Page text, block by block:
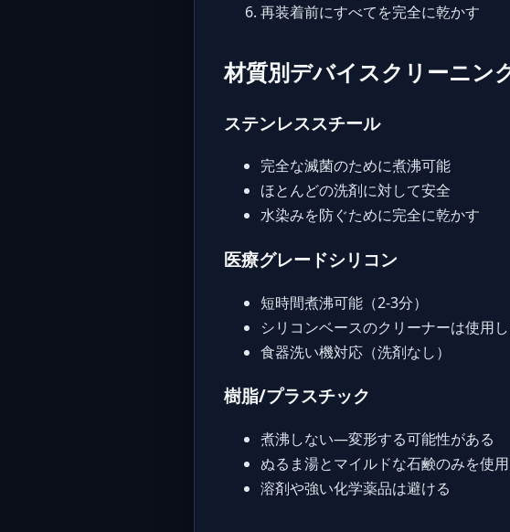
再装着前にすべてを完全に乾かす
材質別デバイスクリーニン
ステンレススチール
完全な滅菌のために煮沸可能
ほとんどの洗剤に対して安全
水染みを防ぐために完全に乾かす
医療グレードシリコン
短時間煮沸可能（2-3分）
シリコンベースのクリーナーは使用
食器洗い機対応（洗剤なし）
樹脂/プラスチック
煮沸しない—変形する可能性がある
ぬるま湯とマイルドな石鹸のみを使用
溶剤や強い化学薬品は避ける